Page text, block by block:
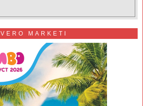
VERO MARKETI